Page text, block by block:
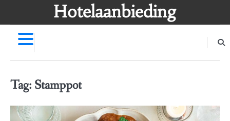
Hotelaanbieding
Tag: Stamppot